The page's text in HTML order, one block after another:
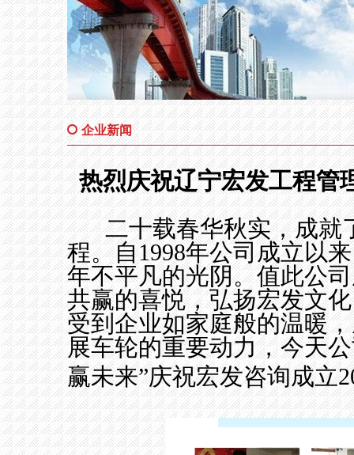
企业新闻
热烈庆祝辽宁宏发工程管
二十载春华秋实，成就
程。自1998年公司成立以
年不平凡的光阴。值此公
共赢的喜悦，弘扬宏发文
受到企业如家庭般的温暖
展车轮的重要动力，今天
赢未来”庆祝宏发咨询成立